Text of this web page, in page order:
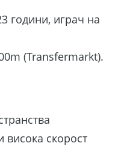
години, играч на
(Transfermarkt).
висока скорост